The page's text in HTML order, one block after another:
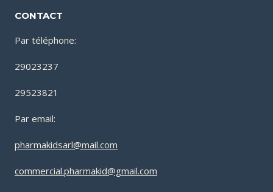
CONTACT
Par téléphone:
29023237
29523821
Par email:
pharmakidsarl@mail.com
commercial.pharmakid@gmail.com